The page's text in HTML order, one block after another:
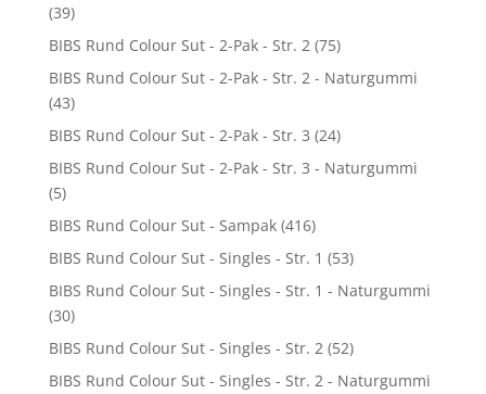
(39)
BIBS Rund Colour Sut - 2-Pak - Str. 2 (75)
BIBS Rund Colour Sut - 2-Pak - Str. 2 - Naturgummi
(43)
BIBS Rund Colour Sut - 2-Pak - Str. 3 (24)
BIBS Rund Colour Sut - 2-Pak - Str. 3 - Naturgummi
(5)
BIBS Rund Colour Sut - Sampak (416)
BIBS Rund Colour Sut - Singles - Str. 1 (53)
BIBS Rund Colour Sut - Singles - Str. 1 - Naturgummi
(30)
BIBS Rund Colour Sut - Singles - Str. 2 (52)
BIBS Rund Colour Sut - Singles - Str. 2 - Naturgummi